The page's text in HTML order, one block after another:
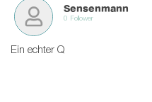
Sensenmann
0 Follower
Ein echter Q